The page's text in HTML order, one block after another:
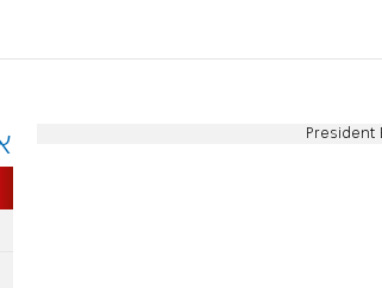
President